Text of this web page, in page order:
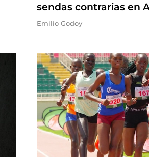
sendas contrarias en
Emilio Godoy